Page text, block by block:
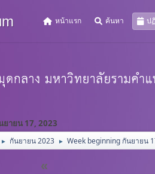
หน้าแรก ค้นหา ป
ายน 17, 2023
► กันยายน 2023 ► Week beginning กันยายน
«